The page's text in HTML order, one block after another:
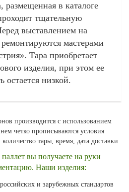
размещенная в каталоге
тщательную
выставлением на
мастерами
Тара приобретает
изделия, при этом ее
остается низкой.
производится с использованием
четко прописываются условия
тары, время, дата доставки.
вы получаете на руки
Наши изделия:
и зарубежных стандартов